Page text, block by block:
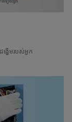
ហើមរបស់អ្នក